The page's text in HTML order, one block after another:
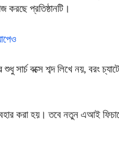
প্রতিষ্ঠানটি।
শুধু সার্চ বক্সে শব্দ লিখে নয়, বরং
করা হয়। তবে নতুন এআই